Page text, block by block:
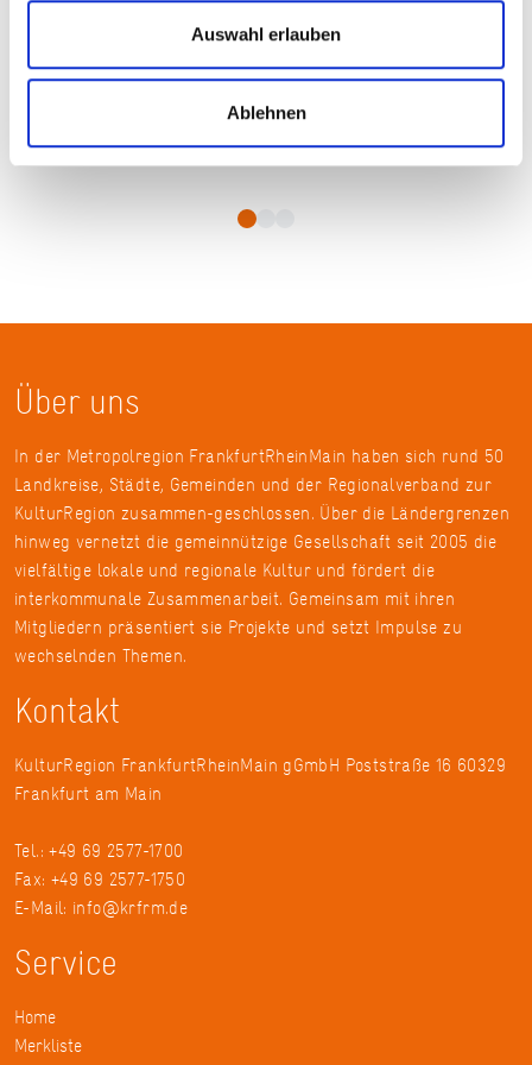
Auswahl erlauben
Ablehnen
Über uns
In der Metropolregion FrankfurtRheinMain haben sich rund 50
Landkreise, Städte, Gemeinden und der Regionalverband zur
KulturRegion zusammen-geschlossen. Über die Ländergrenzen
hinweg vernetzt die gemeinnützige Gesellschaft seit 2005 die
vielfältige lokale und regionale Kultur und fördert die
interkommunale Zusammenarbeit. Gemeinsam mit ihren
Mitgliedern präsentiert sie Projekte und setzt Impulse zu
wechselnden Themen.
Kontakt
KulturRegion FrankfurtRheinMain gGmbH Poststraße 16 60329
Frankfurt am Main
Tel.: +49 69 2577-1700
Fax: +49 69 2577-1750
E-Mail: info@krfrm.de
Service
Home
Merkliste